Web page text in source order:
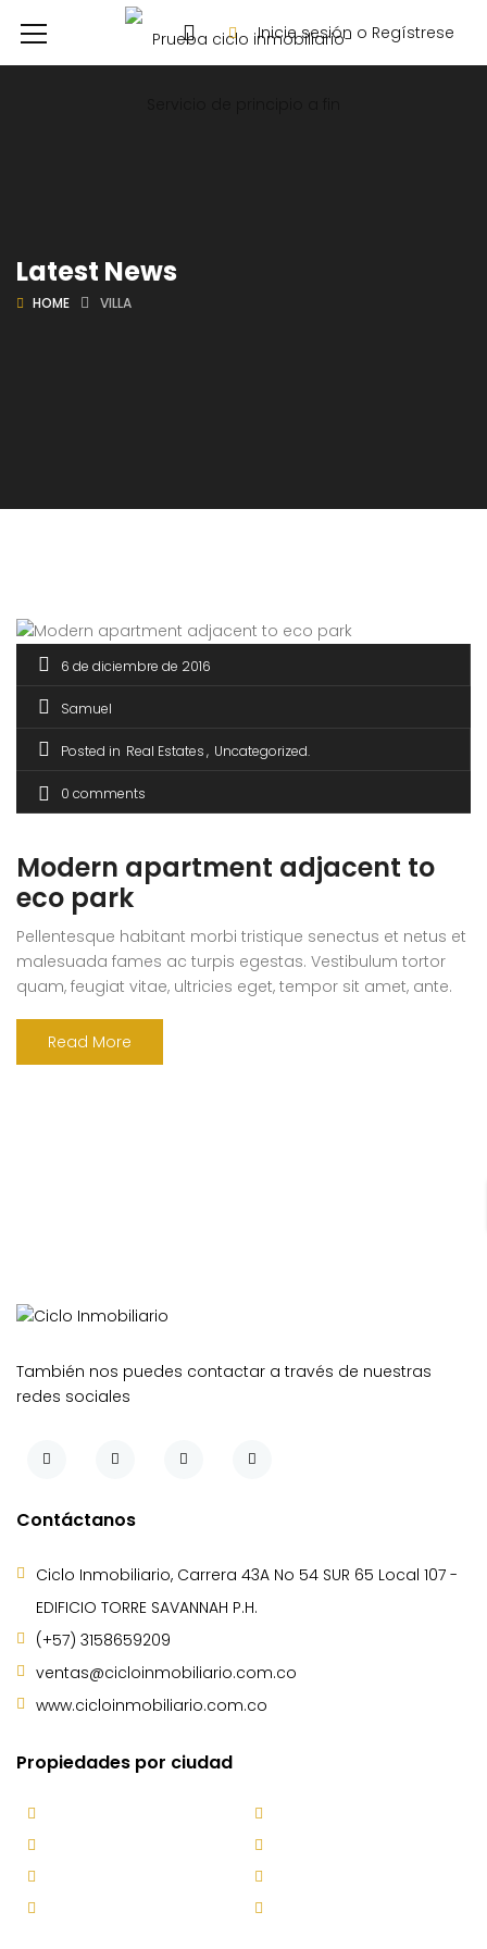
Inicie sesión o Regístrese
Latest News
HOME VILLA
6 de diciembre de 2016
Samuel
Posted in Real Estates Uncategorized
0 comments
Modern apartment adjacent to
eco park
Pellentesque habitant morbi tristique senectus et netus et
malesuada fames ac turpis egestas. Vestibulum tortor
quam, feugiat vitae, ultricies eget, tempor sit amet, ante.
ultricies mi vitae est. Mauris placerat eleifend leo. Quisque
sit amet est et sapien ullamcorper pharetra. Vestibulum
Read More
También nos puedes contactar a través de nuestras
redes sociales
Contáctanos
Ciclo Inmobiliario, Carrera 43A No 54 SUR 65 Local 107 -
EDIFICIO TORRE SAVANNAH P.H.
(+57) 3158659209
ventas@cicloinmobiliario.com.co
www.cicloinmobiliario.com.co
Propiedades por ciudad